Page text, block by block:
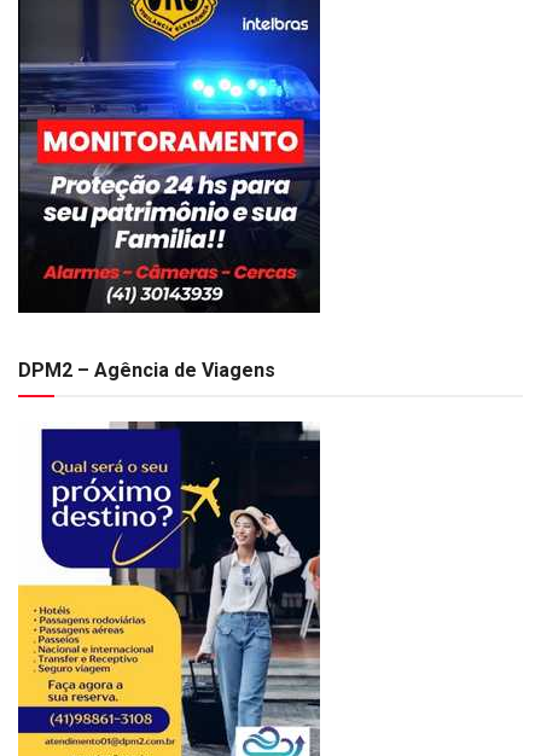
DPM2 – Agência de Viagens